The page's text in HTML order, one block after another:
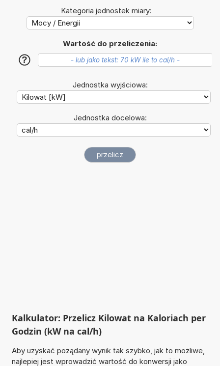
Kategoria jednostek miary:
Wartość do przeliczenia:
?
Jednostka wyjściowa:
Jednostka docelowa:
Kalkulator: Przelicz Kilowat na Kaloriach per
Godzin (kW na cal/h)
Aby uzyskać pożądany wynik tak szybko, jak to możliwe,
najlepiej jest wprowadzić wartość do konwersji jako